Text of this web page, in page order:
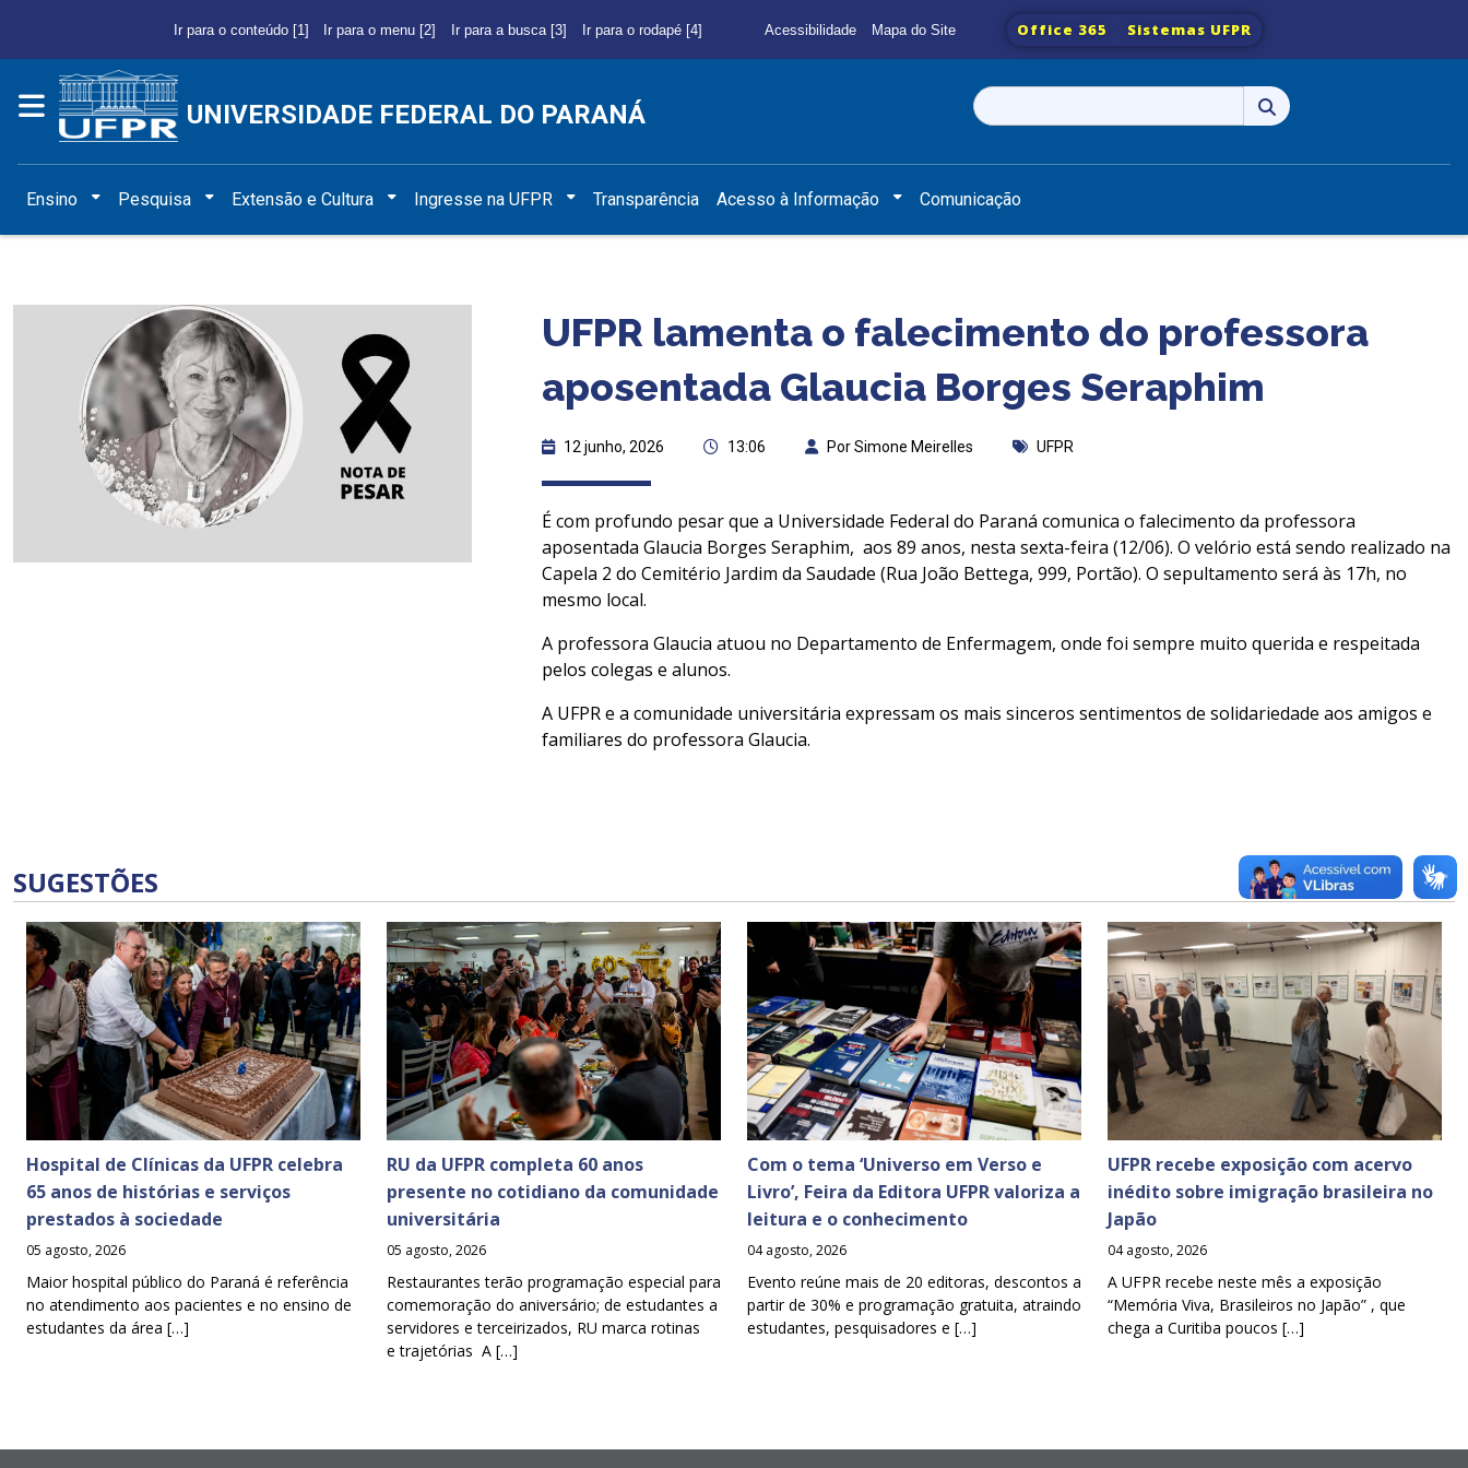
Ir para o conteúdo [1] Ir para o menu [2] Ir para a busca [3] Ir para o rodapé [4] Acessibilidade Mapa do Site Office 365 Sistemas UFPR
UNIVERSIDADE FEDERAL DO PARANÁ
Pesquisar
por:
Ensino Pesquisa Extensão e Cultura Ingresse na UFPR Transparência Acesso à Informação Comunicação
UFPR lamenta o falecimento do professora
aposentada Glaucia Borges Seraphim
12 junho, 2026 13:06 Por Simone Meirelles UFPR
É com profundo pesar que a Universidade Federal do Paraná comunica o falecimento da professora
aposentada Glaucia Borges Seraphim, aos 89 anos, nesta sexta-feira (12/06). O velório está sendo realizado na
Capela 2 do Cemitério Jardim da Saudade (Rua João Bettega, 999, Portão). O sepultamento será às 17h, no
mesmo local.
A professora Glaucia atuou no Departamento de Enfermagem, onde foi sempre muito querida e respeitada
pelos colegas e alunos.
A UFPR e a comunidade universitária expressam os mais sinceros sentimentos de solidariedade aos amigos e
familiares do professora Glaucia.
SUGESTÕES
Hospital de Clínicas da UFPR celebra
65 anos de histórias e serviços
prestados à sociedade
05 agosto, 2026
Maior hospital público do Paraná é referência
no atendimento aos pacientes e no ensino de
estudantes da área […]
RU da UFPR completa 60 anos
presente no cotidiano da comunidade
universitária
05 agosto, 2026
Restaurantes terão programação especial para
comemoração do aniversário; de estudantes a
servidores e terceirizados, RU marca rotinas
e trajetórias A […]
Com o tema ‘Universo em Verso e
Livro’, Feira da Editora UFPR valoriza a
leitura e o conhecimento
04 agosto, 2026
Evento reúne mais de 20 editoras, descontos a
partir de 30% e programação gratuita, atraindo
estudantes, pesquisadores e […]
UFPR recebe exposição com acervo
inédito sobre imigração brasileira no
Japão
04 agosto, 2026
A UFPR recebe neste mês a exposição
“Memória Viva, Brasileiros no Japão” , que
chega a Curitiba poucos […]